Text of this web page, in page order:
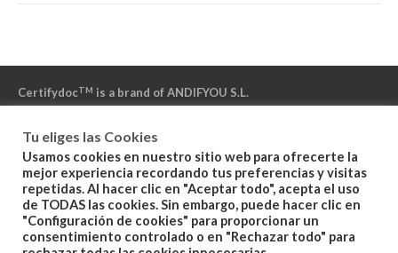
CertifydocTM is a brand of ANDIFYOU S.L.
«Powered by NAMIRIAL» – «Powered by IZENPE» – «Powered by
DFN»
Politica de Privacidad
Tu eliges las Cookies
Usamos cookies en nuestro sitio web para ofrecerte la
mejor experiencia recordando tus preferencias y visitas
repetidas. Al hacer clic en "Aceptar todo", acepta el uso
de TODAS las cookies. Sin embargo, puede hacer clic en
"Configuración de cookies" para proporcionar un
consentimiento controlado o en "Rechazar todo" para